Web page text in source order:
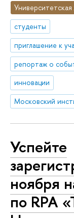
Университетская
студенты
приглашение к
репортаж о
инновации
Успейте
ноября
по RPA